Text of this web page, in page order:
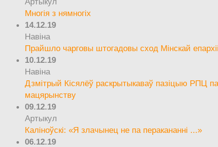
Многія з нямногіх
14.12.19
Навіна
Прайшло чарговы штогадовы сход Мінскай
10.12.19
Навіна
Дзмітрый Кісялёў раскрытыкаваў пазіцыю РПЦ
мацярынству
09.12.19
Артыкул
Каліноўскі: «Я злачынец не па перакананні ...»
06.12.19